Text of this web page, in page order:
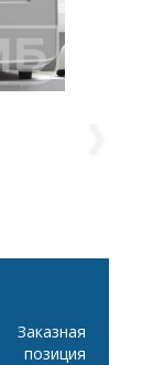
Заказная
позиция